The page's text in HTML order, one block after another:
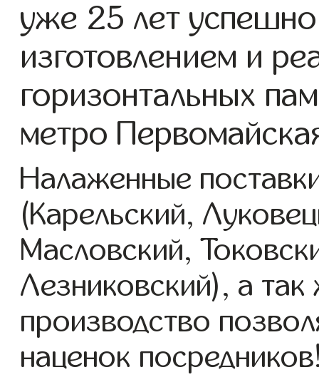
уже 25 лет
изготовлением и
горизонтальных
метро
Налаженные
(Карельский,
Масловский,
Лезниковский), а
производство
наценок